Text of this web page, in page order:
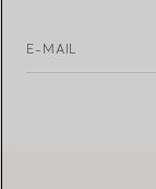
E-MAIL